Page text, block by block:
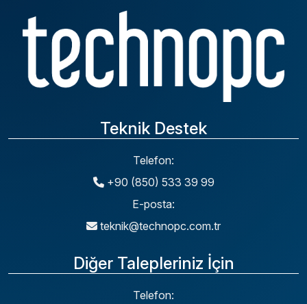
Teknik Destek
Telefon:
+90 (850) 533 39 99
E-posta:
teknik@technopc.com.tr
Diğer Talepleriniz İçin
Telefon: